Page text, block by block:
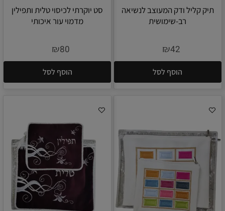
תיק קליל ודק המעוצב לנשיאה
רב-שימושית
₪42
הוסף לסל
סט יוקרתי לכיסוי טלית ותפילין
מדמוי עור איכותי
₪80
הוסף לסל